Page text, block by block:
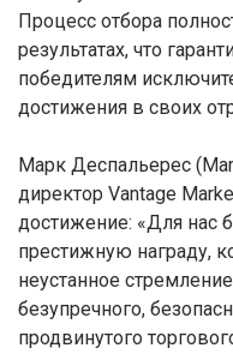
Процесс отбора
результатах, что
победителям
достижения в своих
Марк Деспальерес
директор Vantage
достижение: «Для нас
престижную награду,
неустанное
безупречного,
продвинутого